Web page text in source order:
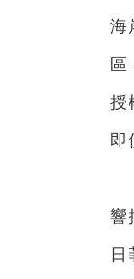
海
授
即
響